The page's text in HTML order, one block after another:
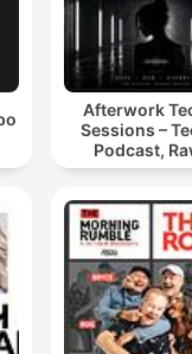
Afterwork
Sessions –
Podcast,
Hypnotic